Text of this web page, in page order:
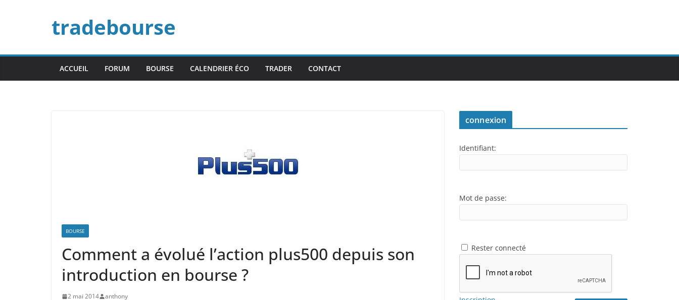
tradebourse
ACCUEIL FORUM BOURSE CALENDRIER ÉCO TRADER CONTACT
BOURSE
Comment a évolué l’action plus500 depuis son
introduction en bourse ?
2 mai 2014 anthony
connexion
Identifiant:
Mot de passe:
Rester connecté